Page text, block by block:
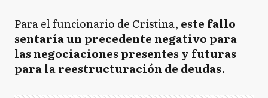
Para el funcionario de Cristina, este fallo
sentaría un precedente negativo para
las negociaciones presentes y futuras
para la reestructuración de deudas.